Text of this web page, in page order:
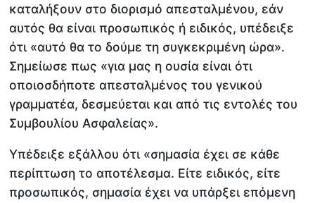
καταλήξουν στο διορισμό απεσταλμένου, εάν
αυτός θα είναι προσωπικός ή ειδικός, υπέδειξε
ότι «αυτό θα το δούμε τη συγκεκριμένη ώρα».
Σημείωσε πως «για μας η ουσία είναι ότι
οποιοσδήποτε απεσταλμένος του γενικού
γραμματέα, δεσμεύεται και από τις εντολές του
Συμβουλίου Ασφαλείας».
Υπέδειξε εξάλλου ότι «σημασία έχει σε κάθε
περίπτωση το αποτέλεσμα. Είτε ειδικός, είτε
προσωπικός, σημασία έχει να υπάρξει επόμενη